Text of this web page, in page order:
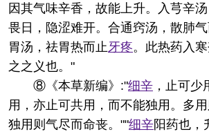
因其气味辛香，故能上升。入芎辛
畏日，隐涩难开。合通窍汤，散肺
胃汤，祛胃热而止 牙疼。此热药入
之之义也。"
⑧《本草新编》:"细辛 ，止可少
用，亦止可共用，而不能独用。多用
独用则气尽而命丧。""细辛阳药也，